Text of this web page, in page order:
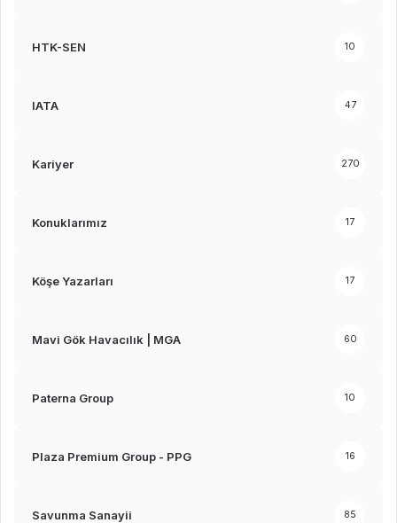
HTK-SEN 10
IATA 47
Kariyer 270
Konuklarımız 17
Köşe Yazarları 17
Mavi Gök Havacılık | MGA 60
Paterna Group 10
Plaza Premium Group - PPG 16
Savunma Sanayii 85